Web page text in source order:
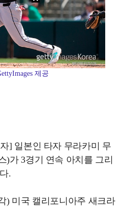
제공
] 일본인 타자 무라카미 무
)가 3경기 연속 아치를 그리
.
) 미국 캘리포니아주 새크라